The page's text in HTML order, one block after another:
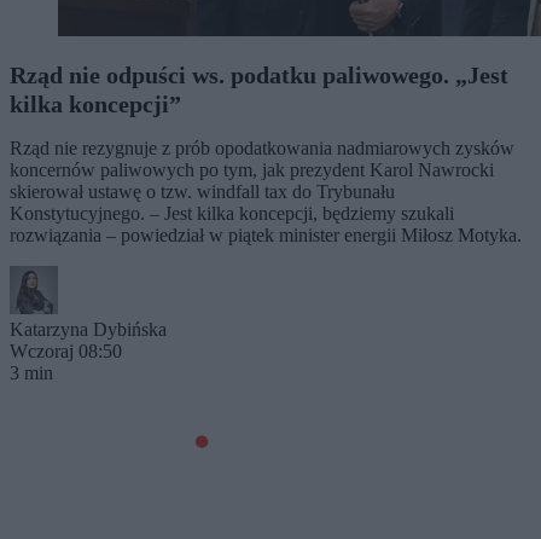
Rząd nie odpuści ws. podatku paliwowego. „Jest
kilka koncepcji”
Rząd nie rezygnuje z prób opodatkowania nadmiarowych zysków
koncernów paliwowych po tym, jak prezydent Karol Nawrocki
skierował ustawę o tzw. windfall tax do Trybunału
Konstytucyjnego. – Jest kilka koncepcji, będziemy szukali
rozwiązania – powiedział w piątek minister energii Miłosz Motyka.
Katarzyna Dybińska
Wczoraj 08:50
3 min